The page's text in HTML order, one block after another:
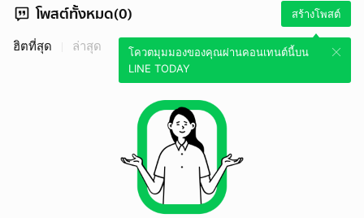
โพสต์ทั้งหมด(0) สร้างโพสต์
โควตมุมมองของคุณผ่านคอนเทนต์นี้บน
LINE TODAY
ฮิตที่สุด ล่าสุด